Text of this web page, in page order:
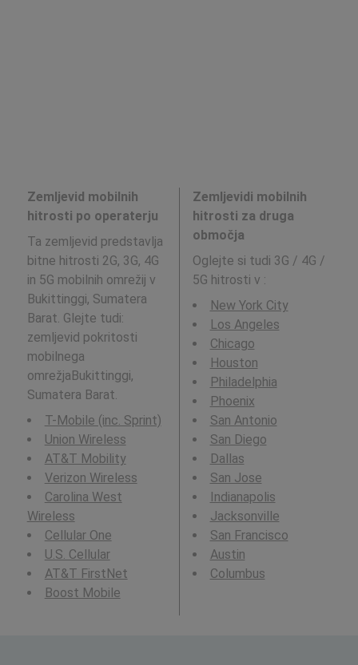
Zemljevid mobilnih
hitrosti po operaterju
Ta zemljevid predstavlja
bitne hitrosti 2G, 3G, 4G
in 5G mobilnih omrežij v
Bukittinggi, Sumatera
Barat. Glejte tudi:
zemljevid pokritosti
mobilnega
omrežjaBukittinggi,
Sumatera Barat.
T-Mobile (inc. Sprint)
Union Wireless
AT&T Mobility
Verizon Wireless
Carolina West
Wireless
Cellular One
U.S. Cellular
AT&T FirstNet
Boost Mobile
Zemljevidi mobilnih
hitrosti za druga
območja
Oglejte si tudi 3G / 4G /
5G hitrosti v :
New York City
Los Angeles
Chicago
Houston
Philadelphia
Phoenix
San Antonio
San Diego
Dallas
San Jose
Indianapolis
Jacksonville
San Francisco
Austin
Columbus